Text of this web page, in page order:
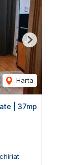
Harta
Next
| 37mp